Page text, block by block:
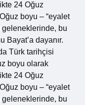
24 Oğuz
boyu – “eyalet
geleneklerinde, bu
Bayat’a dayanır.
Türk tarihçisi
boyu olarak
24 Oğuz
boyu – “eyalet
geleneklerinde, bu